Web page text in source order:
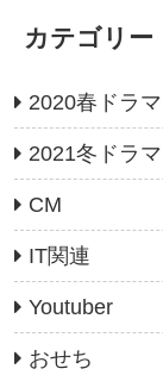
カテゴリー
2020春ドラマ
2021冬ドラマ
CM
IT関連
Youtuber
おせち